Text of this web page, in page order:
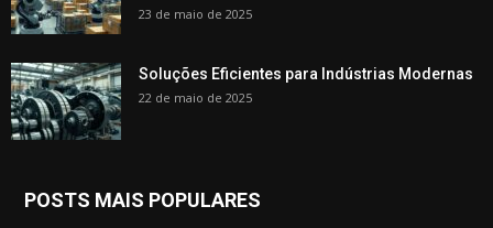
23 de maio de 2025
Soluções Eficientes para Indústrias Modernas
22 de maio de 2025
POSTS MAIS POPULARES